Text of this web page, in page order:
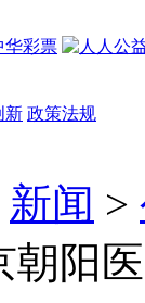
新 政策法规
新闻 >
阳